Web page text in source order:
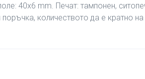
40х6 mm. Печат: тампонен,
количеството да е кратно